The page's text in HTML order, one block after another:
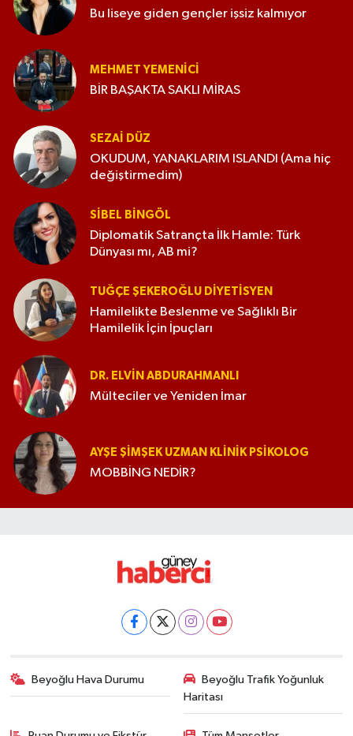
Bu liseye giden gençler işsiz kalmıyor
MEHMET YEMENICI
BİR BAŞAKTA SAKLI MİRAS
SEZAI DÜZ
OKUDUM, YANAKLARIM ISLANDI (Ama hiç
değiştirmedim)
SIBEL BINGÖL
Diplomatik Satrançta İlk Hamle: Türk
Dünyası mı, AB mi?
TUĞÇE ŞEKEROĞLU DIYETISYEN
Hamilelikte Beslenme ve Sağlıklı Bir
Hamilelik İçin İpuçları
DR. ELVIN ABDURAHMANLI
Mülteciler ve Yeniden İmar
AYŞE ŞIMŞEK UZMAN KLINIK PSIKOLOG
MOBBİNG NEDİR?
Beyoğlu Hava Durumu
Beyoğlu Trafik Yoğunluk
Haritası